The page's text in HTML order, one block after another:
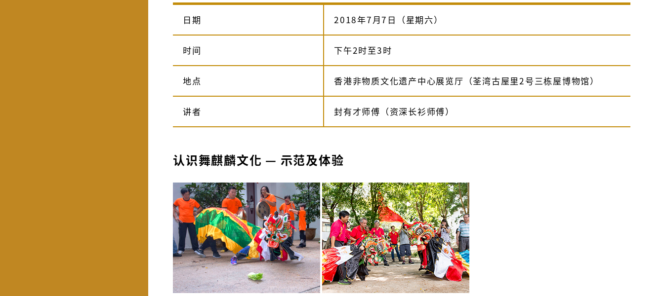
日期 2018年7月7日（星期六）
时间 下午2时至3时
地点 香港非物质文化遗产中心展览厅（荃湾古屋里2号三栋屋博物馆）
讲者 封有才师傅（资深长衫师傅）
认识舞麒麟文化 — 示范及体验